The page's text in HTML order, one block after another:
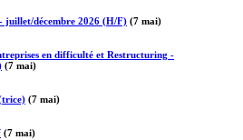
juillet/décembre 2026 (H/F) (7 mai)
en difficulté et Restructuring -
(7 mai)
(7 mai)
(7 mai)